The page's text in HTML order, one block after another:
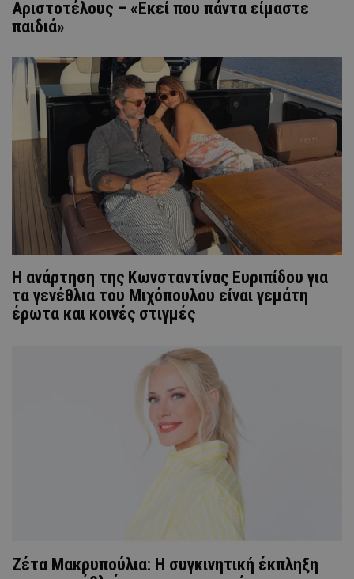
Αριστοτέλους – «Εκεί που πάντα είμαστε
παιδιά»
Η ανάρτηση της Kωνσταντίνας Ευριπίδου για
τα γενέθλια του Μιχόπουλου είναι γεμάτη
έρωτα και κοινές στιγμές
Ζέτα Μακρυπούλια: Η συγκινητική έκπληξη